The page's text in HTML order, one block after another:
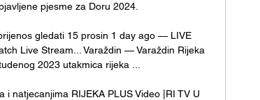
pjesme za Doru 2024.
gledati 15 prosin 1 day ago — LIVE
Live Stream... Varaždin — Varaždin Rijeka
2023 utakmica rijeka ...
natjecanjima RIJEKA PLUS Video |RI TV U